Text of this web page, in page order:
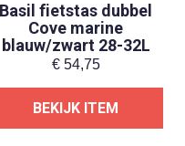
Basil fietstas dubbel
Cove marine
blauw/zwart 28-32L
€54,75
BEKIJK ITEM